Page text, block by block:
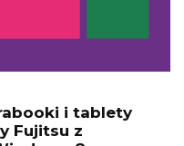
i tablety
Fujitsu z